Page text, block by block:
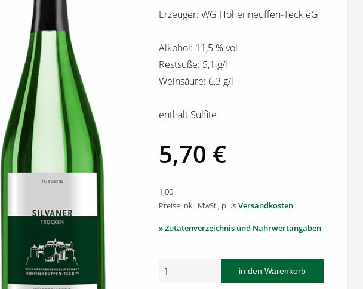
Erzeuger: WG Hohenneuffen-Teck eG
Alkohol: 11,5 % vol
Restsüße: 5,1 g/l
Weinsäure: 6,3 g/l
enthält Sulfite
5,70 €
1,00 l
Preise inkl. MwSt., plusVersandkosten.
» Zutatenverzeichnis und Nährwertangaben